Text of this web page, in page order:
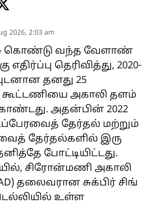
2026, 2:03 am
கொண்டு வந்த வேளாண்
எதிர்ப்பு தெரிவித்து, 2020-
தனது 25
அகாலி தளம்
அதன்பின் 2022
தேர்தல் மற்றும்
தேர்தல்களில் இரு
போட்டியிட்டது.
சிரோன்மணி அகாலி
தலைவரான சுக்பிர் சிங்
உள்ள